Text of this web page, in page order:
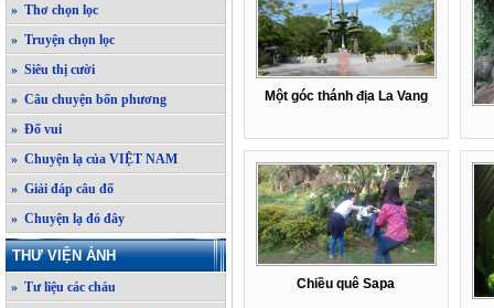
» Thơ chọn lọc
» Truyện chọn lọc
» Siêu thị cười
» Câu chuyện bốn phương
» Đố vui
» Chuyện lạ của VIỆT NAM
» Giải đáp câu đố
» Chuyện lạ đó đây
THƯ VIỆN ẢNH
» Tư liệu các cháu
Một góc thánh địa La Vang
Chiều quê Sapa